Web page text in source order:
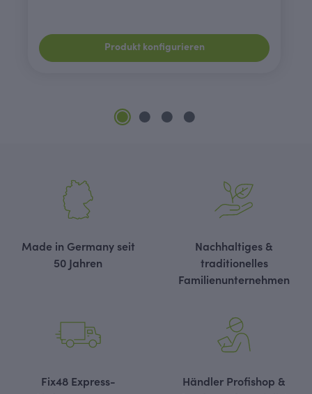
Produkt konfigurieren
Made in Germany seit
50 Jahren
Nachhaltiges &
traditionelles
Familienunternehmen
Fix48 Express-
Händler Profishop &